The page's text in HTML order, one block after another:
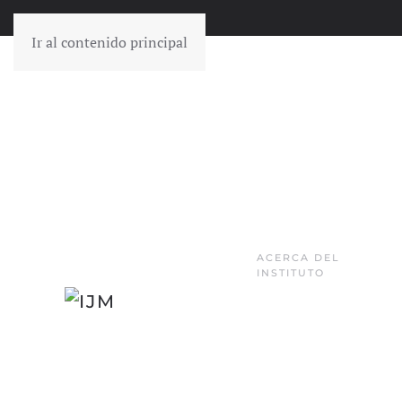
Ir al contenido principal
ACERCA DEL
INSTITUTO